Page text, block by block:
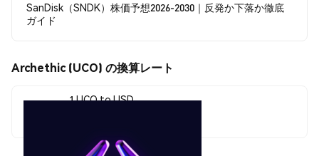
SanDisk（SNDK）株価予想2026-2030｜反発か下落か徹底
ガイド
Archethic (UCO) の換算レート
1 UCO to USD